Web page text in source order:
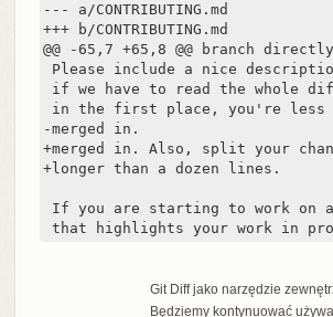
--- a/CONTRIBUTING.md
+++ b/CONTRIBUTING.md
@@ -65,7 +65,8 @@ branch
Please include a nice
if we have to read the whole
in the first place, you're less
-merged in.
+merged in. Also, split your
+longer than a dozen lines.
If you are starting to work on
that highlights your work in
Git Diff jako narzędzie
Będziemy kontynuować